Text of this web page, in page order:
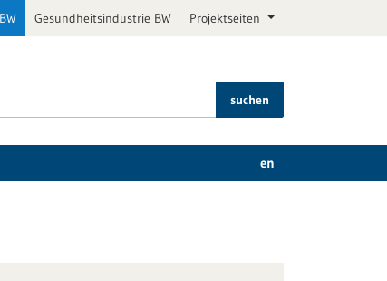
Gesundheitsindustrie BW Projektseiten
suchen
en